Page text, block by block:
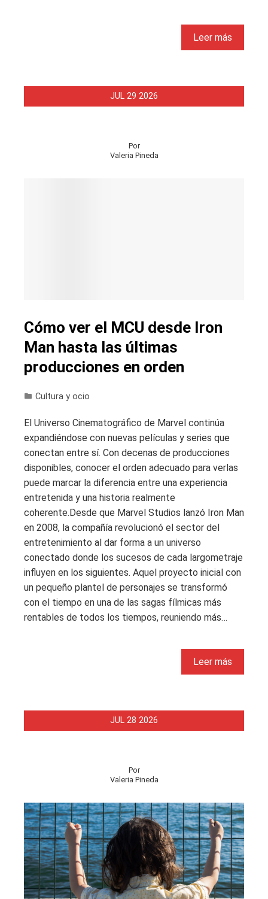
Leer más
JUL 29 2026
Por
Valeria Pineda
Cómo ver el MCU desde Iron
Man hasta las últimas
producciones en orden
Cultura y ocio
El Universo Cinematográfico de Marvel continúa
expandiéndose con nuevas películas y series que
conectan entre sí. Con decenas de producciones
disponibles, conocer el orden adecuado para verlas
puede marcar la diferencia entre una experiencia
entretenida y una historia realmente
coherente.Desde que Marvel Studios lanzó Iron Man
en 2008, la compañía revolucionó el sector del
entretenimiento al dar forma a un universo
conectado donde los sucesos de cada largometraje
influyen en los siguientes. Aquel proyecto inicial con
un pequeño plantel de personajes se transformó
con el tiempo en una de las sagas fílmicas más
rentables de todos los tiempos, reuniendo más…
Leer más
JUL 28 2026
Por
Valeria Pineda